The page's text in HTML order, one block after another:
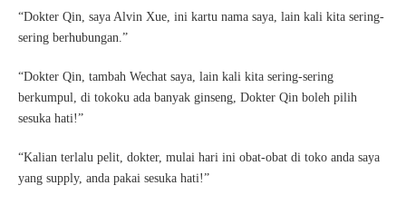
“Dokter Qin, saya Alvin Xue, ini kartu nama saya, lain kali kita sering-
sering berhubungan.”
“Dokter Qin, tambah Wechat saya, lain kali kita sering-sering
berkumpul, di tokoku ada banyak ginseng, Dokter Qin boleh pilih
sesuka hati!”
“Kalian terlalu pelit, dokter, mulai hari ini obat-obat di toko anda saya
yang supply, anda pakai sesuka hati!”